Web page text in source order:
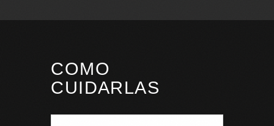
COMO
CUIDARLAS